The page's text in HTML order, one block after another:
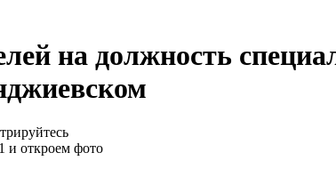
на должность
и откроем фото